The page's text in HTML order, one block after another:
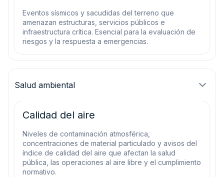
Eventos sísmicos y sacudidas del terreno que
amenazan estructuras, servicios públicos e
infraestructura crítica. Esencial para la evaluación de
riesgos y la respuesta a emergencias.
Salud ambiental
Calidad del aire
Niveles de contaminación atmosférica,
concentraciones de material particulado y avisos del
índice de calidad del aire que afectan la salud
pública, las operaciones al aire libre y el cumplimiento
normativo.